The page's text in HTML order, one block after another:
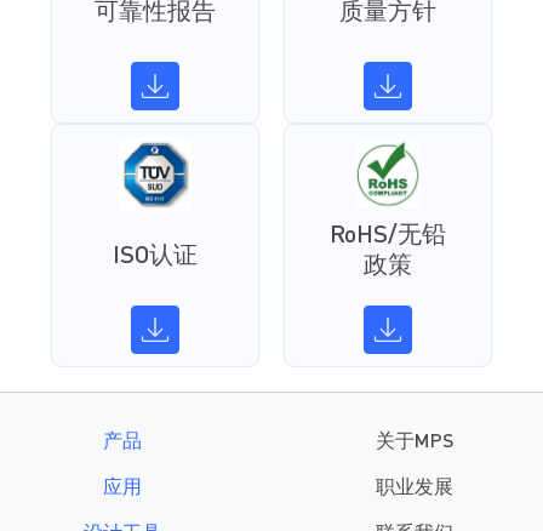
可靠性报告 质量方针
ISO认证
RoHS/无铅
政策
产品
应用
关于MPS
职业发展